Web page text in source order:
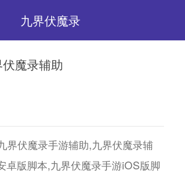
九界伏魔录
伏魔录辅助
界伏魔录手游辅助,九界伏魔录辅
卓版脚本,九界伏魔录手游iOS版脚